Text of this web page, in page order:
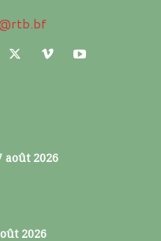
août 2026
2026